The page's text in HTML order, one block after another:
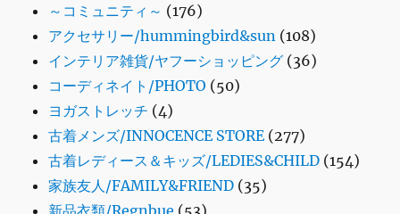
～コミュニティ～ (176)
アクセサリー/hummingbird&sun (108)
インテリア雑貨/ヤフーショッピング (36)
コーディネイト/PHOTO (50)
ヨガストレッチ (4)
古着メンズ/INNOCENCE STORE (277)
古着レディース＆キッズ/LEDIES&CHILD (154)
家族友人/FAMILY&FRIEND (35)
新品衣類/Regnbue (53)